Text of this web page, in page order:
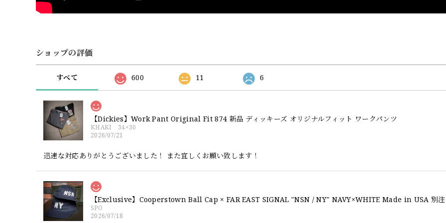
ショップの評価
すべて 600 11 6
【Dickies】Work Pant Original Fit 874 新品 ディッキーズ オリジナルフィット ワークパンツ
KHAKI 34×30
2026/07/21
迅速な対応ありがとうございました！ また宜しくお願い致します！
SPO
2026/07/18